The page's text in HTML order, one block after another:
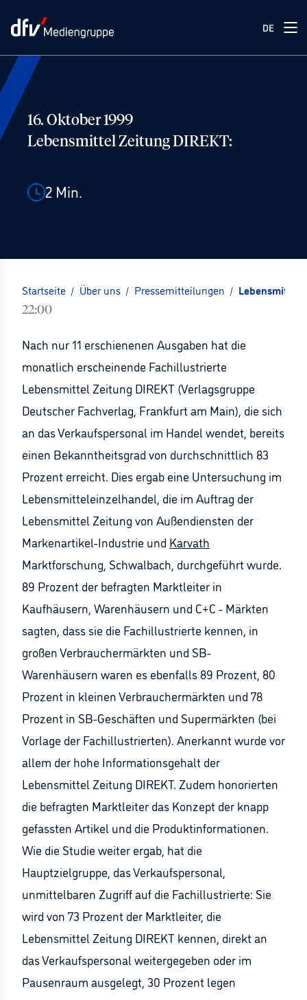
DE
16. Oktober 1999
Lebensmittel Zeitung DIREKT:
2 Min.
Startseite / Über uns / Pressemitteilungen / Lebensmittel
22:00
Nach nur 11 erschienenen Ausgaben hat die
monatlich erscheinende Fachillustrierte
Lebensmittel Zeitung DIREKT (Verlagsgruppe
Deutscher Fachverlag, Frankfurt am Main), die sich
an das Verkaufspersonal im Handel wendet, bereits
einen Bekanntheitsgrad von durchschnittlich 83
Prozent erreicht. Dies ergab eine Untersuchung im
Lebensmitteleinzelhandel, die im Auftrag der
Lebensmittel Zeitung von Außendiensten der
Markenartikel-Industrie und Karvath
Marktforschung, Schwalbach, durchgeführt wurde.
89 Prozent der befragten Marktleiter in
Kaufhäusern, Warenhäusern und C+C - Märkten
sagten, dass sie die Fachillustrierte kennen, in
großen Verbrauchermärkten und SB-
Warenhäusern waren es ebenfalls 89 Prozent, 80
Prozent in kleinen Verbrauchermärkten und 78
Prozent in SB-Geschäften und Supermärkten (bei
Vorlage der Fachillustrierten). Anerkannt wurde vor
allem der hohe Informationsgehalt der
Lebensmittel Zeitung DIREKT. Zudem honorierten
die befragten Marktleiter das Konzept der knapp
gefassten Artikel und die Produktinformationen.
Wie die Studie weiter ergab, hat die
Hauptzielgruppe, das Verkaufspersonal,
unmittelbaren Zugriff auf die Fachillustrierte: Sie
wird von 73 Prozent der Marktleiter, die
Lebensmittel Zeitung DIREKT kennen, direkt an
das Verkaufspersonal weitergegeben oder im
Pausenraum ausgelegt, 30 Prozent legen